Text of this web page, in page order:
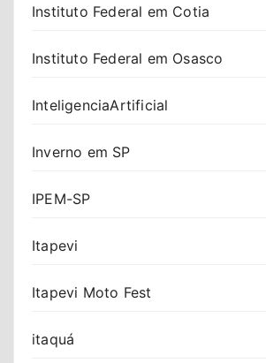
Instituto Federal em Cotia
Instituto Federal em Osasco
InteligenciaArtificial
Inverno em SP
IPEM-SP
Itapevi
Itapevi Moto Fest
itaquá